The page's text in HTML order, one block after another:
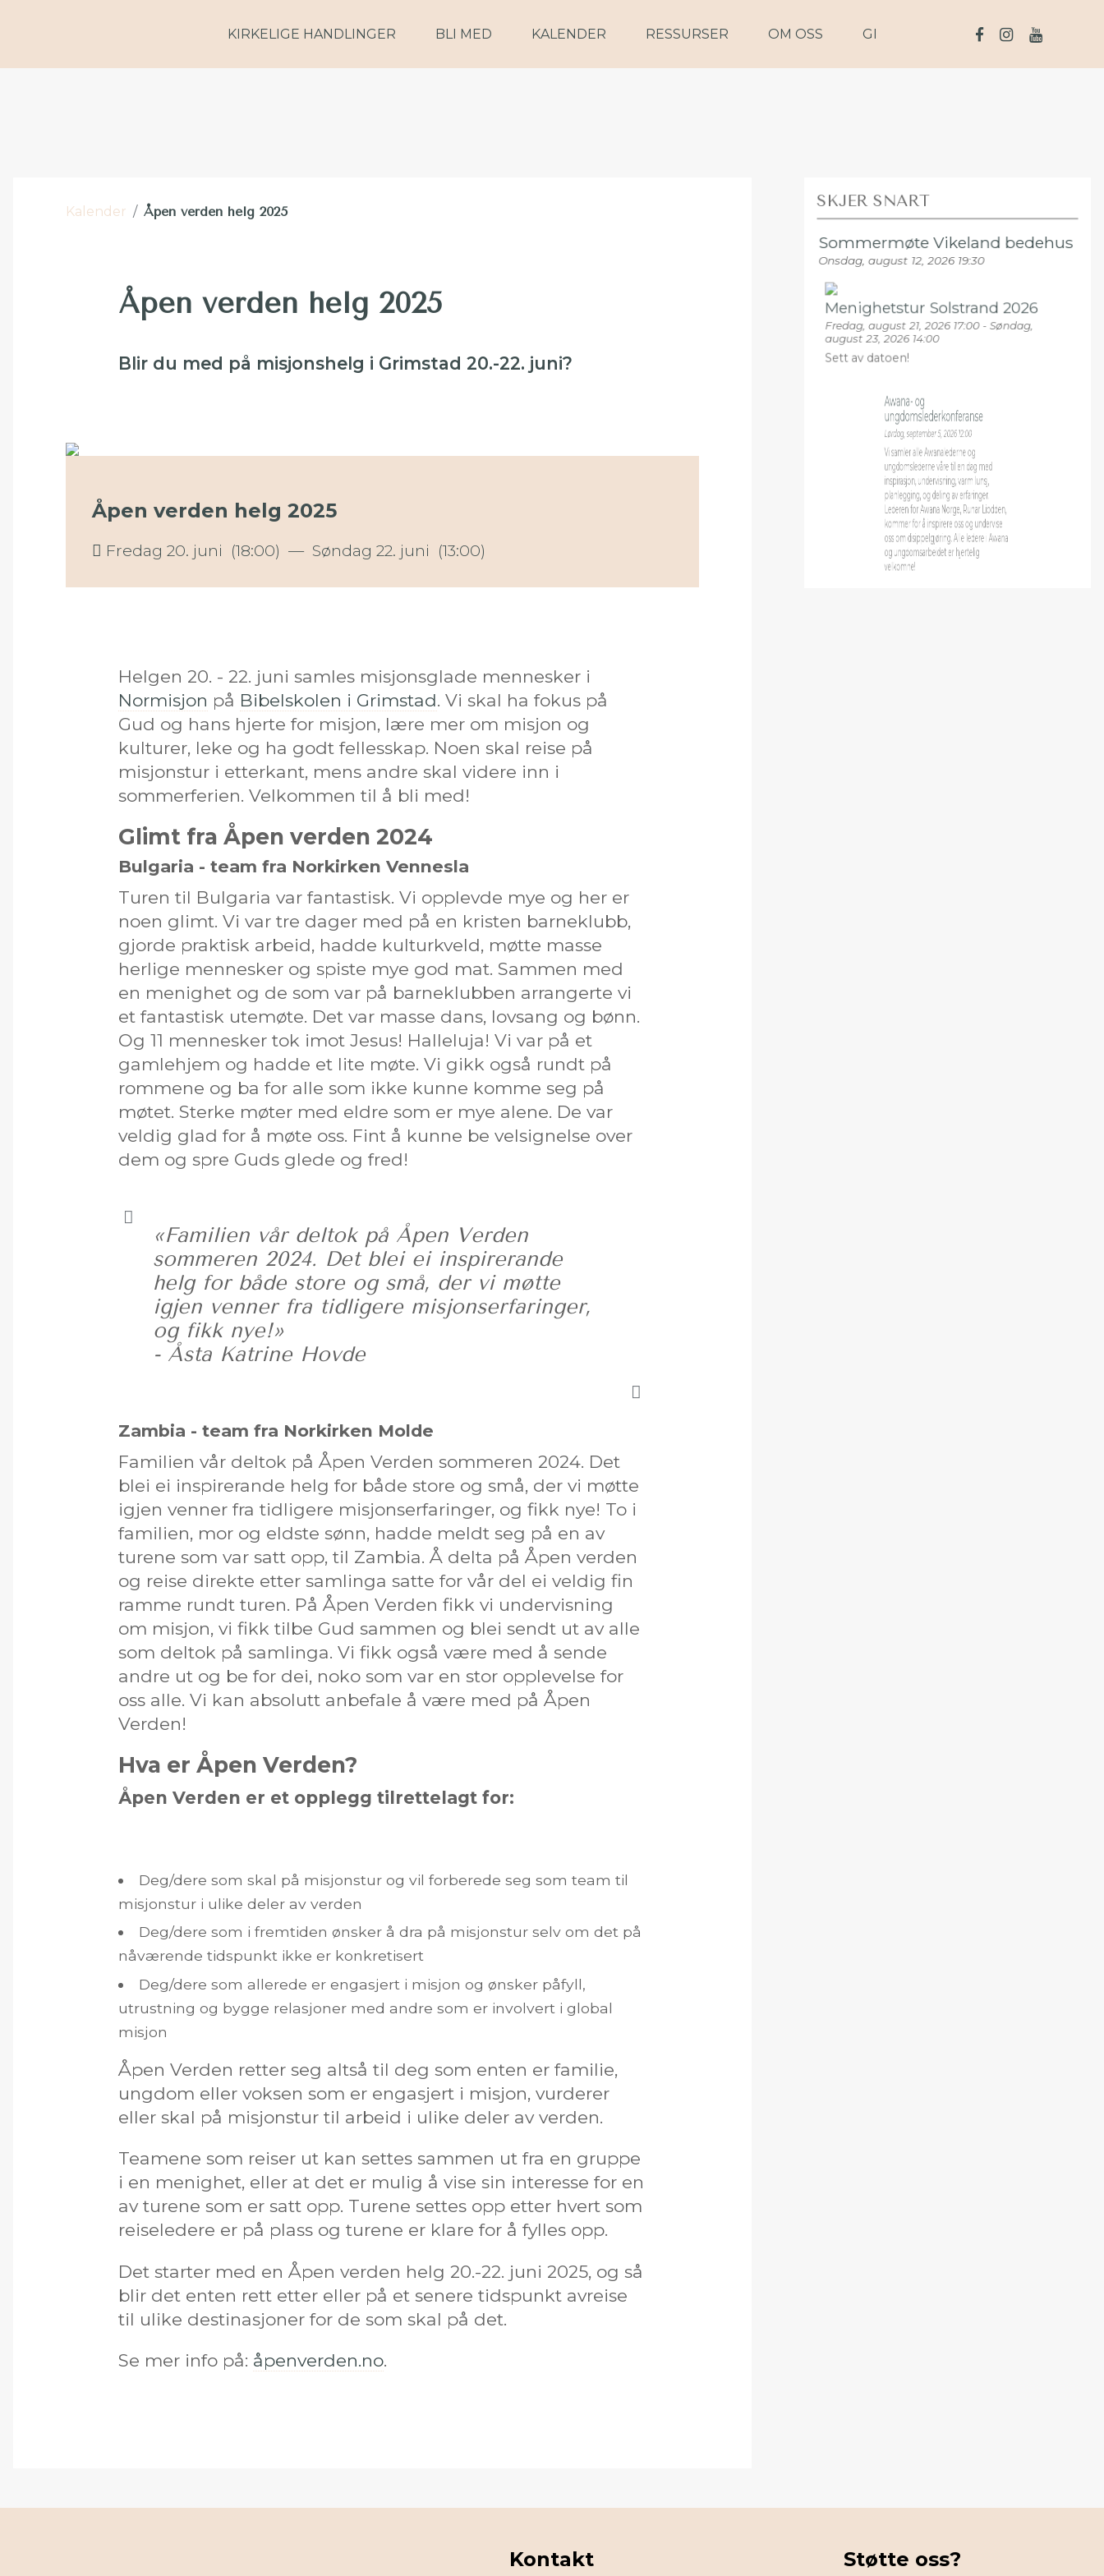
KIRKELIGE HANDLINGER BLI MED KALENDER RESSURSER OM OSS GI
Kalender / Åpen verden helg 2025
Åpen verden helg 2025
Blir du med på misjonshelg i Grimstad 20.-22. juni?
Åpen verden helg 2025
Fredag 20. juni (18:00) — Søndag 22. juni (13:00)
Helgen 20. - 22. juni samles misjonsglade mennesker i
Normisjon på Bibelskolen i Grimstad. Vi skal ha fokus på
Gud og hans hjerte for misjon, lære mer om misjon og
kulturer, leke og ha godt fellesskap. Noen skal reise på
misjonstur i etterkant, mens andre skal videre inn i
sommerferien. Velkommen til å bli med!
Glimt fra Åpen verden 2024
Bulgaria - team fra Norkirken Vennesla
Turen til Bulgaria var fantastisk. Vi opplevde mye og her er
noen glimt. Vi var tre dager med på en kristen barneklubb,
gjorde praktisk arbeid, hadde kulturkveld, møtte masse
herlige mennesker og spiste mye god mat. Sammen med
en menighet og de som var på barneklubben arrangerte vi
et fantastisk utemøte. Det var masse dans, lovsang og bønn.
Og 11 mennesker tok imot Jesus! Halleluja! Vi var på et
gamlehjem og hadde et lite møte. Vi gikk også rundt på
rommene og ba for alle som ikke kunne komme seg på
møtet. Sterke møter med eldre som er mye alene. De var
veldig glad for å møte oss. Fint å kunne be velsignelse over
dem og spre Guds glede og fred!
«Familien vår deltok på Åpen Verden
sommeren 2024. Det blei ei inspirerande
helg for både store og små, der vi møtte
igjen venner fra tidligere misjonserfaringer,
og fikk nye!»
- Åsta Katrine Hovde
Zambia - team fra Norkirken Molde
Familien vår deltok på Åpen Verden sommeren 2024. Det
blei ei inspirerande helg for både store og små, der vi møtte
igjen venner fra tidligere misjonserfaringer, og fikk nye! To i
familien, mor og eldste sønn, hadde meldt seg på en av
turene som var satt opp, til Zambia. Å delta på Åpen verden
og reise direkte etter samlinga satte for vår del ei veldig fin
ramme rundt turen. På Åpen Verden fikk vi undervisning
om misjon, vi fikk tilbe Gud sammen og blei sendt ut av alle
som deltok på samlinga. Vi fikk også være med å sende
andre ut og be for dei, noko som var en stor opplevelse for
oss alle. Vi kan absolutt anbefale å være med på Åpen
Verden!
Hva er Åpen Verden?
Åpen Verden er et opplegg tilrettelagt for:
Deg/dere som skal på misjonstur og vil forberede seg som team til
misjonstur i ulike deler av verden
Deg/dere som i fremtiden ønsker å dra på misjonstur selv om det på
nåværende tidspunkt ikke er konkretisert
Deg/dere som allerede er engasjert i misjon og ønsker påfyll,
utrustning og bygge relasjoner med andre som er involvert i global
misjon
Åpen Verden retter seg altså til deg som enten er familie,
ungdom eller voksen som er engasjert i misjon, vurderer
eller skal på misjonstur til arbeid i ulike deler av verden.
Teamene som reiser ut kan settes sammen ut fra en gruppe
i en menighet, eller at det er mulig å vise sin interesse for en
av turene som er satt opp. Turene settes opp etter hvert som
reiseledere er på plass og turene er klare for å fylles opp.
Det starter med en Åpen verden helg 20.-22. juni 2025, og så
blir det enten rett etter eller på et senere tidspunkt avreise
til ulike destinasjoner for de som skal på det.
Se mer info på: åpenverden.no.
SKJER SNART
Sommermøte Vikeland bedehus
Onsdag, august 12, 2026 19:30
Menighetstur Solstrand 2026
Fredag, august 21, 2026 17:00 - Søndag,
august 23, 2026 14:00
Sett av datoen!
ungdomslederkonferanse
Lørdag, september 5, 2026 12:00
Vi samler alle Awanalederne og
ungdomslederne våre til en dag med
inspirasjon, undervisning, varm lunsj,
planlegging, og deling av erfaringer.
Lederen for Awana Norge, Runar Liodden,
kommer for å inspirere oss og undervise
oss om disippelgjøring. Alle ledere i Awana
og ungdomsarbeidet er hjertelig
Kontakt Støtte oss?